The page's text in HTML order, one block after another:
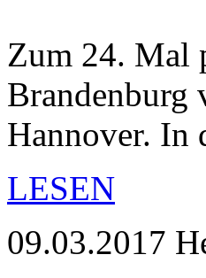
Zum 24. Mal
Brandenburg
Hannover. In
LESEN
09.03.2017